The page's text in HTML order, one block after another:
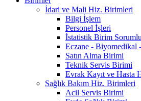
İdari ve Mali Hiz. Birimleri
Bilgi İşlem
Personel İşleri
İstatistik Birim
Eczane - Biyomedikal
Satın Alma Birimi
Teknik Servis Birimi
Evrak Kayıt ve Hasta
Sağlık Bakım Hiz. Birimleri
Acil Servis Birimi